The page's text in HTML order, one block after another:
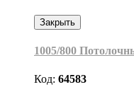
Закрыть
1005/800
Код: 64583